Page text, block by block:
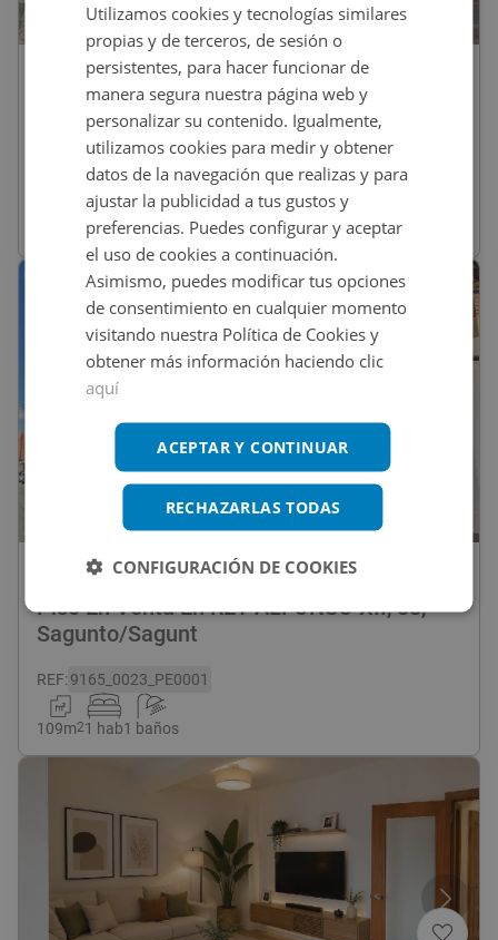
47.500€
Piso En Venta En ERETA DE PEÑA, 68,
Bocairent
9202_0032_PE0001
CONDICIONES ESPECIALES
150.000€
Piso En Venta En REY ALFONSO XII, 88,
Sagunto/Sagunt
REF:9165_0023_PE0001
109m21 hab1 baños
Utilizamos cookies y tecnologías similares
propias y de terceros, de sesión o
persistentes, para hacer funcionar de
manera segura nuestra página web y
personalizar su contenido. Igualmente,
utilizamos cookies para medir y obtener
datos de la navegación que realizas y para
ajustar la publicidad a tus gustos y
preferencias. Puedes configurar y aceptar
el uso de cookies a continuación.
Asimismo, puedes modificar tus opciones
de consentimiento en cualquier momento
visitando nuestra Política de Cookies y
obtener más información haciendo clic
aquí
ACEPTAR Y CONTINUAR
RECHAZARLAS TODAS
CONFIGURACIÓN DE COOKIES